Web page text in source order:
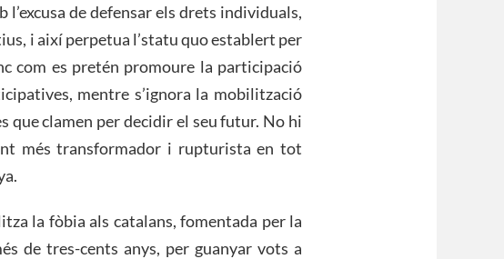
l’excusa de defensar els drets individuals,
i així perpetua l’statu quo establert per
com es pretén promoure la participació
mentre s’ignora la mobilització
que clamen per decidir el seu futur. No hi
més transformador i rupturista en tot
la fòbia als catalans, fomentada per la
de tres-cents anys, per guanyar vots a